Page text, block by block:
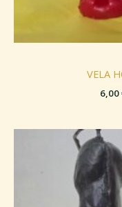
VELA
6,00